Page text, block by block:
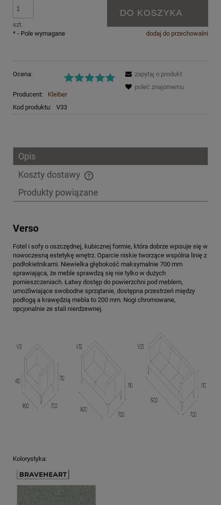
szt.
DO KOSZYKA
dodaj do przechowalni
* - Pole wymagane
Ocena:
Producent:
Kleiber
Kod produktu:
V33
zapytaj o produkt
poleć znajomemu
Opis
Koszty dostawy
Cena nie zawiera ewentualnych kosztów płatności
Produkty powiązane
Verso
Fotel i sofy o oszczędnej, kubicznej formie, która dobrze wpisuje się w
nowoczesną estetykę wnętrz. Oparcie niskie tworzące wspólna linię z
podłokietnikami. Niewielka głębokość maksymalnie 700 mm
sprawiająca, że meble sprawdzą się nie tylko w dużych
pomieszczeniach. Łatwy dostęp do powierzchni pod meblem,
umożliwiające swobodne sprzątanie, dostępna przestrzeń między
podłogą a krawędzią mebla to 200 mm. Nogi chromowane,
opcjonalnie ze stali nierdzewnej.
Kolorystyka: